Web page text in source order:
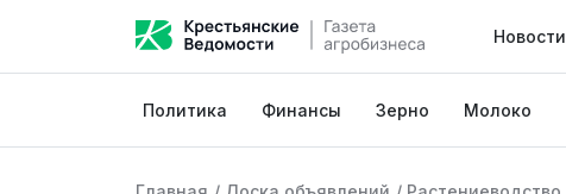
Новости
Политика Финансы Зерно Молоко